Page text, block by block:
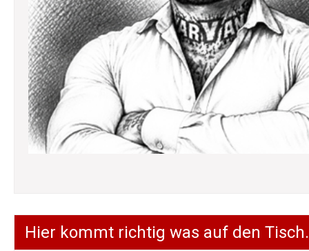
Hier kommt richtig was auf den Tisch.